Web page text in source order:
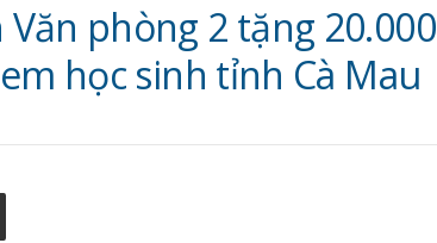
phòng 2 tặng 20.000
học sinh tỉnh Cà Mau